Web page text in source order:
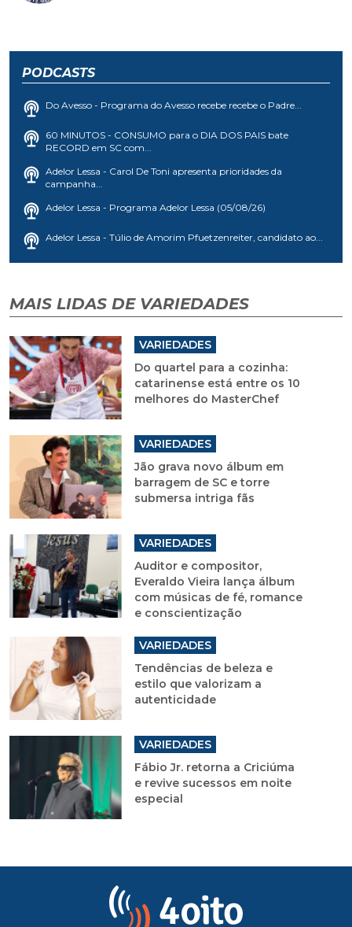
PODCASTS
Do Avesso - Programa do Avesso recebe recebe o Padre...
60 MINUTOS - CONSUMO para o DIA DOS PAIS bate
RECORD em SC com...
Adelor Lessa - Carol De Toni apresenta prioridades da
campanha...
Adelor Lessa - Programa Adelor Lessa (05/08/26)
Adelor Lessa - Túlio de Amorim Pfuetzenreiter, candidato ao...
MAIS LIDAS DE VARIEDADES
VARIEDADES
Do quartel para a cozinha:
catarinense está entre os 10
melhores do MasterChef
VARIEDADES
Jão grava novo álbum em
barragem de SC e torre
submersa intriga fãs
VARIEDADES
Auditor e compositor,
Everaldo Vieira lança álbum
com músicas de fé, romance
e conscientização
VARIEDADES
Tendências de beleza e
estilo que valorizam a
autenticidade
VARIEDADES
Fábio Jr. retorna a Criciúma
e revive sucessos em noite
especial